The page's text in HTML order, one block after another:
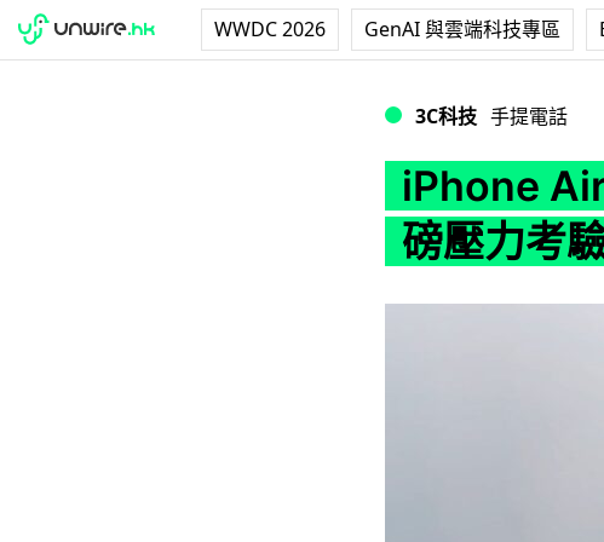
WWDC 2026 GenAI 與雲端科技專區
3C科技 手提電話
iPhone
磅壓力考